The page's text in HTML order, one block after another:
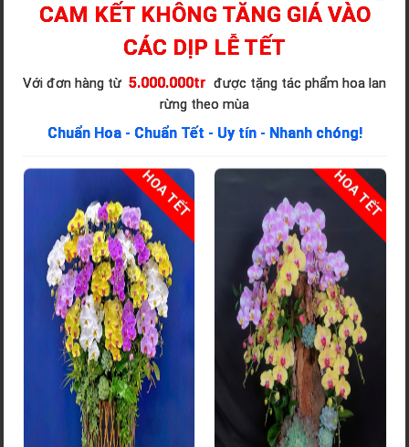
Bó Hoa Tươi - HT140
Mã sản phẩm: S000892
Liên hệ ngay Hoa Lan Tác Phẩm để đặt những bó hoa xinh
gửi đến những người mình yêu thương.
CAM KẾT KHÔNG TĂNG GIÁ VÀO
CÁC DỊP LỄ TẾT
Với đơn hàng từ 5.000.000tr được tặng tác phẩm hoa lan
rừng theo mùa
Chuẩn Hoa - Chuẩn Tết - Uy tín - Nhanh chóng!
HOA TẾT HOA TẾT